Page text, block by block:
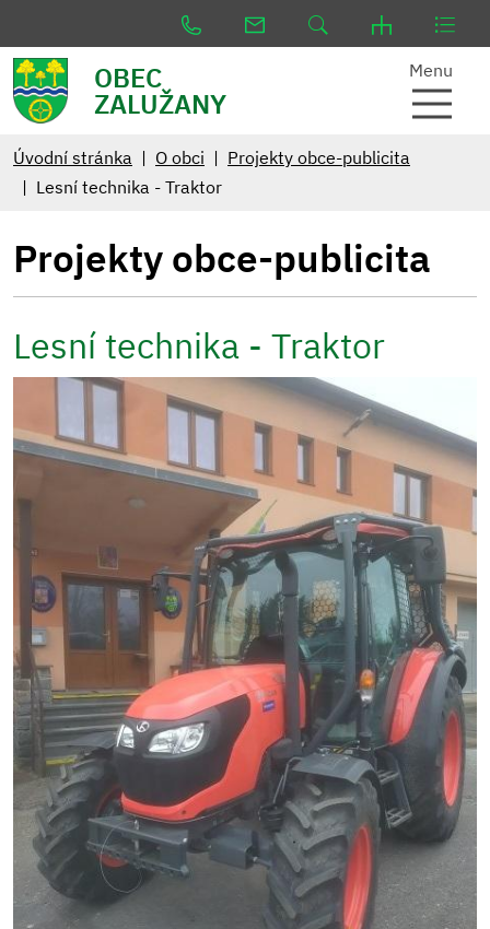
OBEC
ZALUŽANY
Menu
Úvodní stránka O obci
Projekty obce-publicita
Lesní technika - Traktor
Projekty obce-publicita
Lesní technika - Traktor